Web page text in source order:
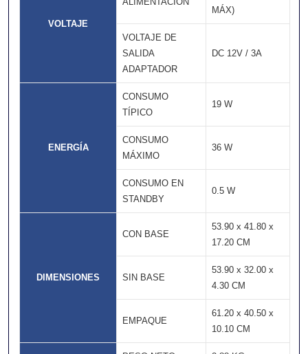
VOLTAJE
MÁX)
VOLTAJE DE
SALIDA
ADAPTADOR
DC 12V / 3A
ENERGÍA
CONSUMO
TÍPICO
19 W
CONSUMO
MÁXIMO
36 W
CONSUMO EN
STANDBY
0.5 W
DIMENSIONES
CON BASE
53.90 x 41.80 x
17.20 CM
SIN BASE
53.90 x 32.00 x
4.30 CM
EMPAQUE
61.20 x 40.50 x
10.10 CM